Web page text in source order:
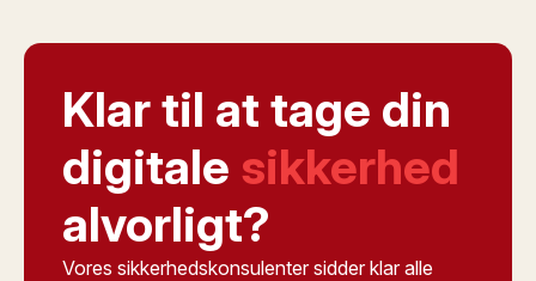
Klar til at tage din
digitale sikkerhed
alvorligt?
Vores sikkerhedskonsulenter sidder klar alle